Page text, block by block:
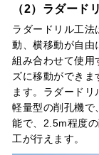
（2）ラダード
ラダードリル工法
動、横移動が自由
組み合わせて使用
ズに移動ができま
ます。ラダード
軽量型の削孔機で
能で、2.5m程度
工が行えます。